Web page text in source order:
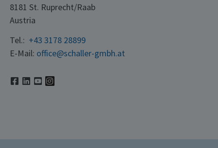
8181 St. Ruprecht/Raab
Austria
Tel.: +43 3178 28899
E-Mail: office@schaller-gmbh.at